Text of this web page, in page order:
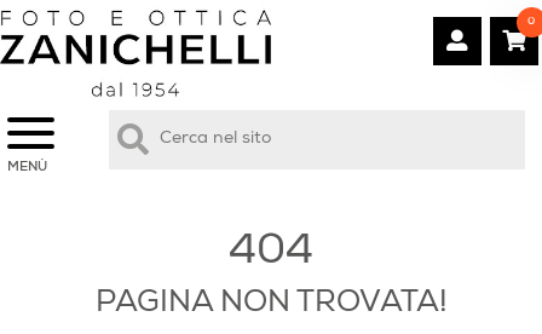
MENÙ
0
404
PAGINA NON TROVATA!